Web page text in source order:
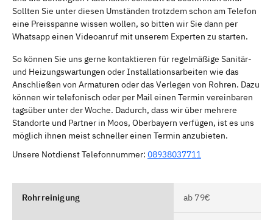
Sollten Sie unter diesen Umständen trotzdem schon am Telefon
eine Preisspanne wissen wollen, so bitten wir Sie dann per
Whatsapp einen Videoanruf mit unserem Experten zu starten.
So können Sie uns gerne kontaktieren für regelmäßige Sanitär-
und Heizungswartungen oder Installationsarbeiten wie das
Anschließen von Armaturen oder das Verlegen von Rohren. Dazu
können wir telefonisch oder per Mail einen Termin vereinbaren
tagsüber unter der Woche. Dadurch, dass wir über mehrere
Standorte und Partner in Moos, Oberbayern verfügen, ist es uns
möglich ihnen meist schneller einen Termin anzubieten.
Unsere Notdienst Telefonnummer: 08938037711
Rohrreinigung ab 79€